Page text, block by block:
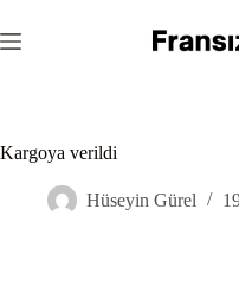
to
content
Kargoya verildi
Hüseyin Gürel